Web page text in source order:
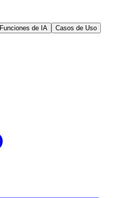
Funciones de IA
Casos de Uso